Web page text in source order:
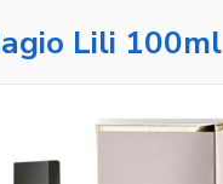
Lili 100ml